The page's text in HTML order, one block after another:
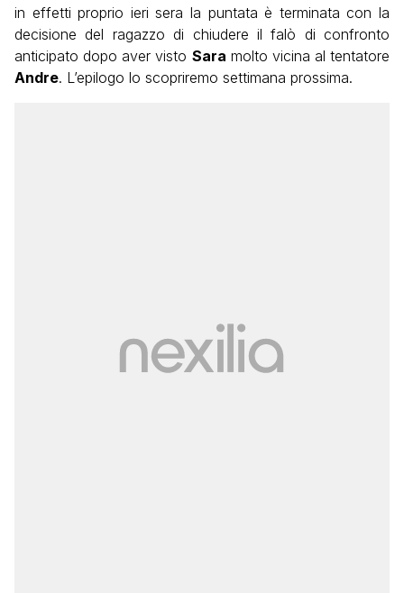
in effetti proprio ieri sera la puntata è terminata con la
decisione del ragazzo di chiudere il falò di confronto
anticipato dopo aver visto Sara molto vicina al tentatore
Andre. L’epilogo lo scopriremo settimana prossima.